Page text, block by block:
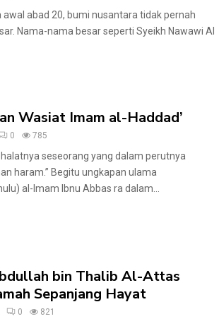
awal abad 20, bumi nusantara tidak pernah
Nama-nama besar seperti Syeikh Nawawi Al
Wasiat Imam al-Haddad’
0 785
seseorang yang dalam perutnya
haram.” Begitu ungkapan ulama
al-Imam Ibnu Abbas ra dalam...
bin Thalib Al-Attas
Sepanjang Hayat
0 821